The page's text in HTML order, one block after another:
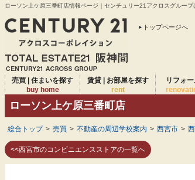
ローソン上ケ原三番町店情報ページ｜センチュリー21アクロスグルー
トップページへ
売買 | 住まいを探す
buy home
賃貸 | お部屋を探す
rent
リフォ
ローソン上ケ原三番町店
総合トップ > 売買 > 不動産の周辺学校案内 > 西宮市 >
<<西宮市のコンビニエンスストアの一覧へ